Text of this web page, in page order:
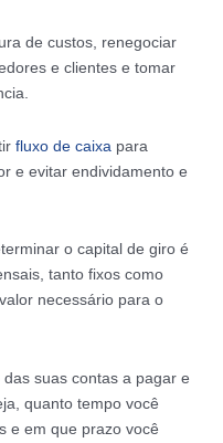
de custos, renegociar
e clientes e tomar
fluxo de caixa para
e evitar endividamento e
o capital de giro é
tanto fixos como
necessário para o
suas contas a pagar e
quanto tempo você
e em que prazo você